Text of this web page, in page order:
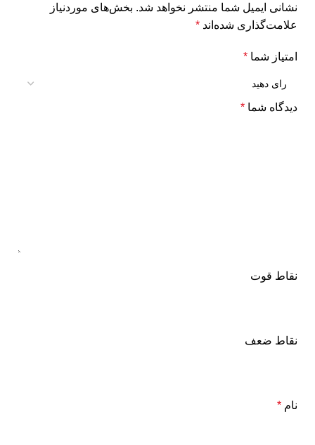
نشانی ایمیل شما منتشر نخواهد شد. بخش‌های موردنیاز
علامت‌گذاری شده‌اند *
امتیاز شما *
دیدگاه شما *
نقاط قوت
نقاط ضعف
نام *